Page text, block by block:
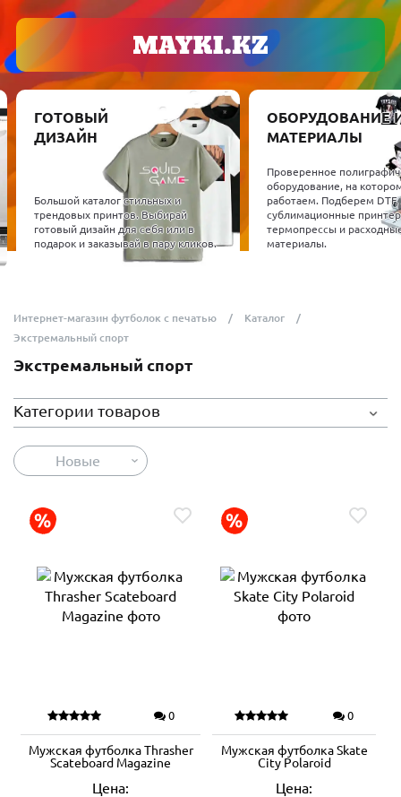
ГОТОВЫЙ
ДИЗАЙН
Большой каталог стильных и
трендовых принтов. Выбирай
готовый дизайн для себя или в
подарок и заказывай в пару кликов.
ОБОРУДОВАНИЕ
МАТЕРИАЛЫ
Проверенное
оборудование, на
работаем. Подберем
сублимационные
термопрессы и
материалы.
Интернет-магазин футболок с печатью
Каталог
Экстремальный спорт
Экстремальный спорт
Категории товаров
Новые
0
Мужская футболка Thrasher
Scateboard Magazine
Цена:
0
Мужская футболка Skate
City Polaroid
Цена: